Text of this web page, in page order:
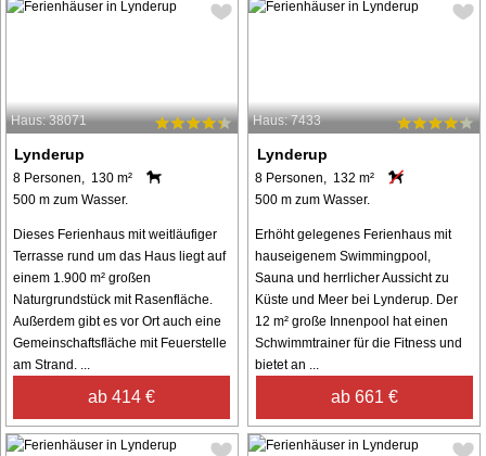
Haus: 38071
Lynderup
8 Personen, 130 m²
500 m zum Wasser.
Dieses Ferienhaus mit weitläufiger
Terrasse rund um das Haus liegt auf
einem 1.900 m² großen
Naturgrundstück mit Rasenfläche.
Außerdem gibt es vor Ort auch eine
Gemeinschaftsfläche mit Feuerstelle
am Strand. ...
ab 414 €
Haus: 7433
Lynderup
8 Personen, 132 m²
500 m zum Wasser.
Erhöht gelegenes Ferienhaus mit
hauseigenem Swimmingpool,
Sauna und herrlicher Aussicht zu
Küste und Meer bei Lynderup. Der
12 m² große Innenpool hat einen
Schwimmtrainer für die Fitness und
bietet an ...
ab 661 €